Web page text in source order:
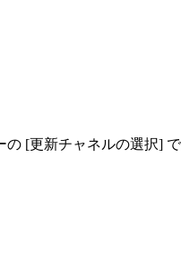
[更新チャネルの選択]